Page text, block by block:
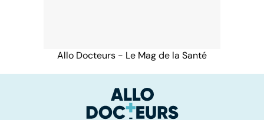
Allo Docteurs - Le Mag de la Santé